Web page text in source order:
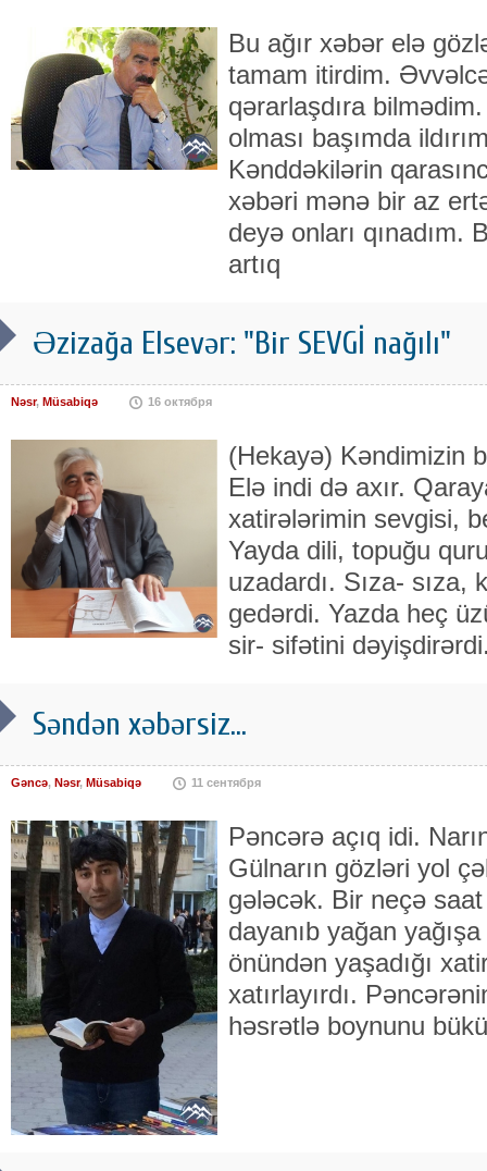
Bu ağır xəbər elə
tamam itirdim.
qərarlaşdıra
olması başımda
Kənddəkilərin
xəbəri mənə bir az
deyə onları qınadım.
artıq
Əzizağa Elsevər: "Bir SEVGİ nağılı"
Nəsr, Müsabiqə 16 октября
(Hekayə) Kəndimizin
Elə indi də axır.
xatirələrimin sevgisi,
Yayda dili, topuğu
uzadardı. Sıza- sıza,
gedərdi. Yazda heç
sir- sifətini
Səndən xəbərsiz...
Gəncə, Nəsr, Müsabiqə 11 сентября
Pəncərə açıq idi.
Gülnarın gözləri yol
gələcək. Bir neçə
dayanıb yağan
önündən yaşadığı
xatırlayırdı.
həsrətlə boynunu